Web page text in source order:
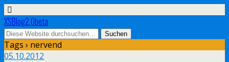
XSBlog2.0beta
Tags › nervend
05.10.2012